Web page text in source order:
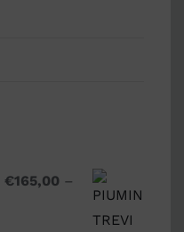
€165,00 –